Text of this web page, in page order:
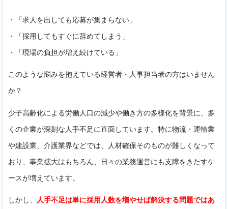
・「求人を出しても応募が集まらない」
・「採用してもすぐに辞めてしまう」
・「現場の負担が増え続けている」
このような悩みを抱えている経営者・人事担当者の方はいません
か？
少子高齢化による労働人口の減少や働き方の多様化を背景に、多
くの企業が深刻な人手不足に直面しています。特に物流・運輸業
や建設業、介護業界などでは、人材確保そのものが難しくなって
おり、事業拡大はもちろん、日々の業務運営にも支障をきたすケ
ースが増えています。
しかし、
人手不足は単に採用人数を増やせば解決する問題ではあ